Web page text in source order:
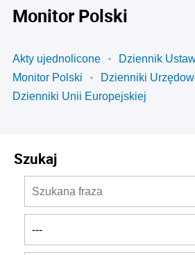
Monitor Polski
Akty ujednolicone
Dziennik
Monitor Polski
Dzienniki
Dzienniki Unii Europejskiej
Szukaj